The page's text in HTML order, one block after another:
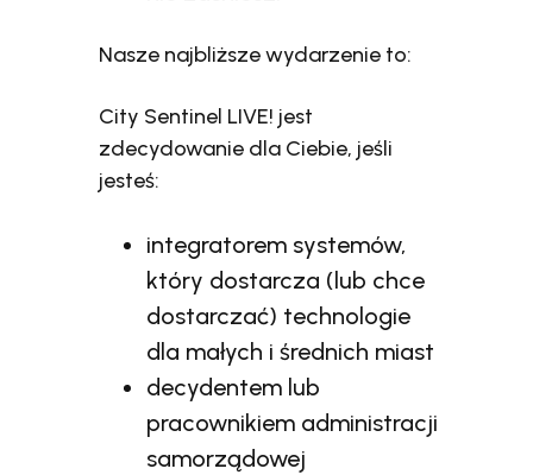
Nasze najbliższe wydarzenie to:
City Sentinel LIVE! jest
zdecydowanie dla Ciebie, jeśli
jesteś:
integratorem systemów,
który dostarcza (lub chce
dostarczać) technologie
dla małych i średnich miast
decydentem lub
pracownikiem administracji
samorządowej